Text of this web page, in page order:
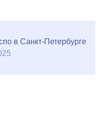
в Санкт-Петербурге